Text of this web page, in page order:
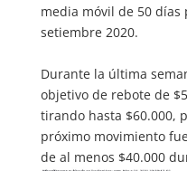
media móvil de 50
setiembre 2020.
Durante la última
objetivo de rebote de
tirando hasta $60.000,
próximo movimiento
de al menos $40.000